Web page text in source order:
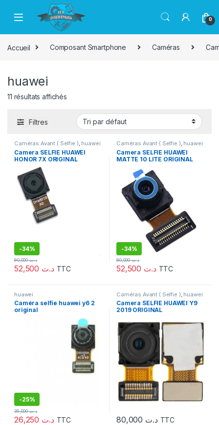
Passer à la navigation
Aller au contenu
0
Accueil Composant Smartphone Caméras
huawei
11 résultats affichés
Filtres
Caméras Avant ( Selfie ), huawei
Camera SELFIE HUAWEI
HONOR 7X ORIGINAL
-34%
د.ت
د.ت80,000
TTC
Caméras Avant ( Selfie ), huawei
Camera SELFIE HUAWEI
MATTE 10 LITE ORIGINAL
-34%
د.ت
د.ت80,000
TTC
huawei
Caméra selfie huawei y6 2
original
-25%
د.ت
د.ت35,000
TTC
Caméras Avant ( Selfie ) huawei
Camera SELFIE HUAWEI Y9
2019 ORIGINAL
د.ت TTC